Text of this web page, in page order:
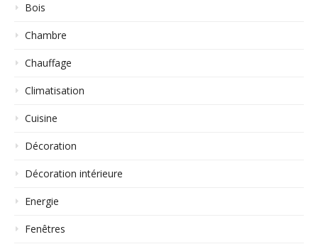
Bois
Chambre
Chauffage
Climatisation
Cuisine
Décoration
Décoration intérieure
Energie
Fenêtres